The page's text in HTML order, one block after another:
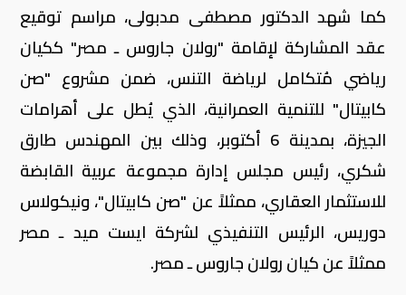
كما شهد الدكتور مصطفى مدبولى، مراسم توقيع
عقد المشاركة لإقامة "رولان جاروس ـ مصر" ككيان
رياضي مُتكامل لرياضة التنس، ضمن مشروع "صن
كابيتال" للتنمية العمرانية، الذي يُطل على أهرامات
الجيزة، بمدينة 6 أكتوبر، وذلك بين المهندس طارق
شكري، رئيس مجلس إدارة مجموعة عربية القابضة
للاستثمار العقاري، ممثلاً عن "صن كابيتال"، ونيكولاس
دوريس، الرئيس التنفيذي لشركة ايست ميد ـ مصر
ممثلاً عن كيان رولان جاروس ـ مصر.